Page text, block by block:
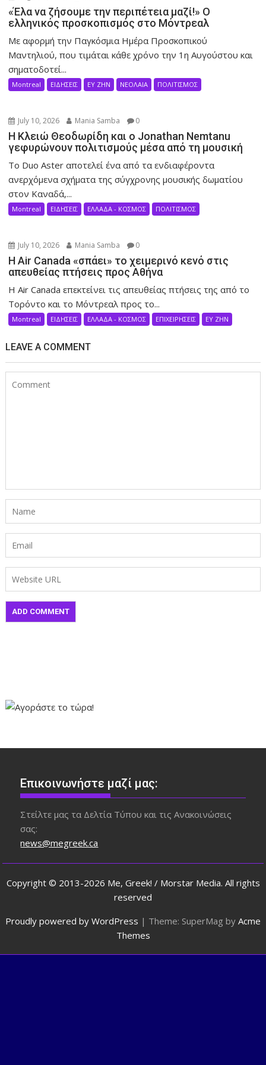
«Έλα να ζήσουμε την περιπέτεια μαζί!» Ο
ελληνικός προσκοπισμός στο Μόντρεαλ
Με αφορμή την Παγκόσμια Ημέρα Προσκοπικού
Μαντηλιού, που τιμάται κάθε χρόνο την 1η Αυγούστου και
σηματοδοτεί...
Montreal ΕΙΔΗΣΕΙΣ ΕΥ ΖΗΝ ΝΕΟΛΑΙΑ ΠΟΛΙΤΙΣΜΟΣ
July 10, 2026 Mania Samba 0
Η Κλειώ Θεοδωρίδη και ο Jonathan Nemtanu
γεφυρώνουν πολιτισμούς μέσα από τη μουσική
Το Duo Aster αποτελεί ένα από τα ενδιαφέροντα
ανερχόμενα σχήματα της σύγχρονης μουσικής δωματίου
στον Καναδά,...
Montreal ΕΙΔΗΣΕΙΣ ΕΛΛΑΔΑ - ΚΟΣΜΟΣ ΠΟΛΙΤΙΣΜΟΣ
July 10, 2026 Mania Samba 0
Η Air Canada «σπάει» το χειμερινό κενό στις
απευθείας πτήσεις προς Αθήνα
Η Air Canada επεκτείνει τις απευθείας πτήσεις της από το
Τορόντο και το Μόντρεαλ προς το...
Montreal ΕΙΔΗΣΕΙΣ ΕΛΛΑΔΑ - ΚΟΣΜΟΣ ΕΠΙΧΕΙΡΗΣΕΙΣ ΕΥ ΖΗΝ
LEAVE A COMMENT
Επικοινωνήστε μαζί μας:
Στείλτε μας τα Δελτία Τύπου και τις Ανακοινώσεις
σας:
news@megreek.ca
Copyright © 2013-2026 Me, Greek! / Morstar Media. All rights
reserved
Proudly powered by WordPress | Theme: SuperMag by Acme
Themes